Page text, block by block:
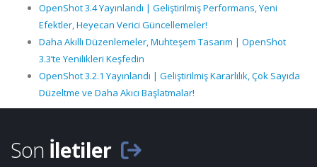
OpenShot 3.4 Yayınlandı | Geliştirilmiş Performans, Yeni
Efektler, Heyecan Verici Güncellemeler!
Daha Akıllı Düzenlemeler, Muhteşem Tasarım | OpenShot
3.3’te Yenilikleri Keşfedin
OpenShot 3.2.1 Yayınlandı | Geliştirilmiş Kararlılık, Çok Sayıda
Düzeltme ve Daha Akıcı Başlatmalar!
Son İletiler